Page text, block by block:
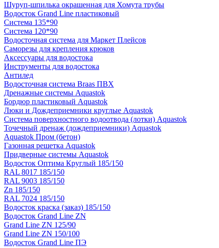
Шуруп-шпилька окрашенная для Хомута трубы
Водосток Grand Line пластиковый
Система 135*90
Система 120*90
Водосточная система для Маркет Плейсов
Саморезы для крепления крюков
Аксессуары для водостока
Инструменты для водостока
Антилед
Водосточная система Braas ПВХ
Дренажные системы Aquastok
Бордюр пластиковый Aquastok
Люки и Дождеприемники круглые Aquastok
Система поверхностного водоотвода (лотки) Aquastok
Точечный дренаж (дождеприемники) Aquastok
Aquastok Пром (бетон)
Газонная решетка Aquastok
Придверные системы Aquastok
Водосток Оптима Круглый 185/150
RAL 8017 185/150
RAL 9003 185/150
Zn 185/150
RAL 7024 185/150
Водосток краска (заказ) 185/150
Водосток Grand Line ZN
Grand Line ZN 125/90
Grand Line ZN 150/100
Водосток Grand Line ПЭ